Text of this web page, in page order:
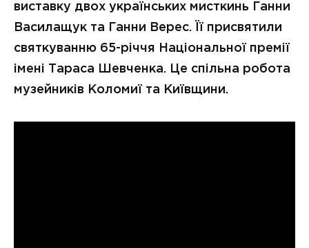
виставку двох українських мисткинь Ганни
Василащук та Ганни Верес. Її присвятили
святкуванню 65-річчя Національної премії
імені Тараса Шевченка. Це спільна робота
музейників Коломиї та Київщини.